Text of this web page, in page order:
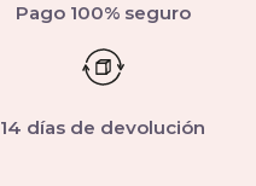
Pago 100% seguro
14 días de devolución